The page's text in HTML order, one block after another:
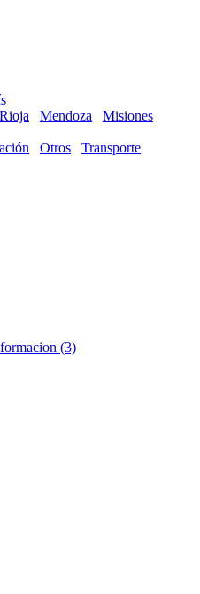
Mendoza
Misiones
Otros
Transporte
(3)